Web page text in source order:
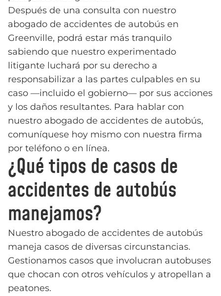
Después de una consulta con nuestro
abogado de accidentes de autobús en
Greenville, podrá estar más tranquilo
sabiendo que nuestro experimentado
litigante luchará por su derecho a
responsabilizar a las partes culpables en su
caso —incluido el gobierno— por sus acciones
y los daños resultantes. Para hablar con
nuestro abogado de accidentes de autobús,
comuníquese hoy mismo con nuestra firma
por teléfono o en línea.
¿Qué tipos de casos de
accidentes de autobús
manejamos?
Nuestro abogado de accidentes de autobús
maneja casos de diversas circunstancias.
Gestionamos casos que involucran autobuses
que chocan con otros vehículos y atropellan a
peatones.